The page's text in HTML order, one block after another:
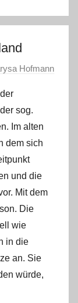
Hofmann
sog.
Im alten
dem sich
und die
Mit dem
Die
wie
in die
an. Sie
würde,